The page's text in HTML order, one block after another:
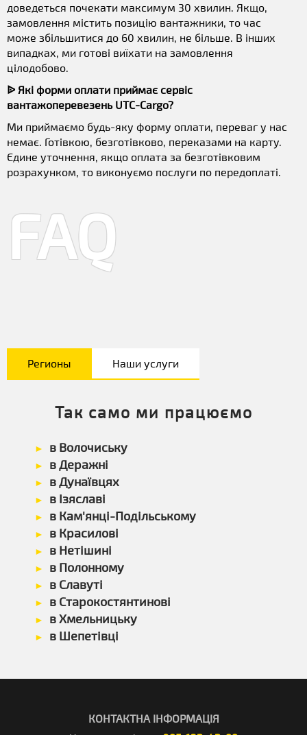
доведеться почекати максимум 30 хвилин. Якщо,
замовлення містить позицію вантажники, то час
може збільшитися до 60 хвилин, не більше. В інших
випадках, ми готові виїхати на замовлення
цілодобово.
ᐉ Які форми оплати приймає сервіс
вантажоперевезень UTC-Cargo?
Ми приймаємо будь-яку форму оплати, переваг у нас
немає. Готівкою, безготівково, переказами на карту.
Єдине уточнення, якщо оплата за безготівковим
розрахунком, то виконуємо послуги по передоплаті.
FAQ
Регионы Наши услуги
Так само ми працюємо
в Волочиську
в Деражні
в Дунаївцях
в Ізяславі
в Кам'янці-Подільському
в Красилові
в Нетішині
в Полонному
в Славуті
в Старокостянтинові
в Хмельницьку
в Шепетівці
КОНТАКТНА ІНФОРМАЦІЯ